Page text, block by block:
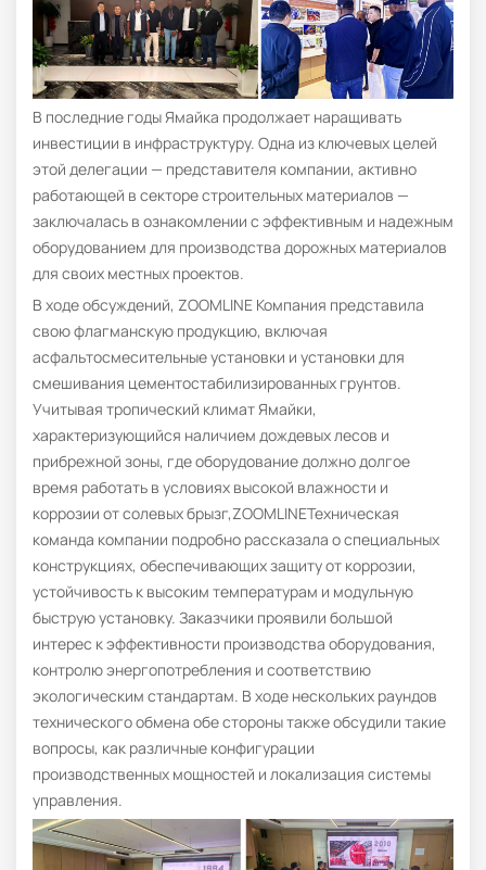
В последние годы Ямайка продолжает наращивать
инвестиции в инфраструктуру. Одна из ключевых целей
этой делегации — представителя компании, активно
работающей в секторе строительных материалов —
заключалась в ознакомлении с эффективным и надежным
оборудованием для производства дорожных материалов
для своих местных проектов.
В ходе обсуждений, ZOOMLINE Компания представила
свою флагманскую продукцию, включая
асфальтосмесительные установки и установки для
смешивания цементостабилизированных грунтов.
Учитывая тропический климат Ямайки,
характеризующийся наличием дождевых лесов и
прибрежной зоны, где оборудование должно долгое
время работать в условиях высокой влажности и
коррозии от солевых брызг,ZOOMLINEТехническая
команда компании подробно рассказала о специальных
конструкциях, обеспечивающих защиту от коррозии,
устойчивость к высоким температурам и модульную
быструю установку. Заказчики проявили большой
интерес к эффективности производства оборудования,
контролю энергопотребления и соответствию
экологическим стандартам. В ходе нескольких раундов
технического обмена обе стороны также обсудили такие
вопросы, как различные конфигурации
производственных мощностей и локализация системы
управления.